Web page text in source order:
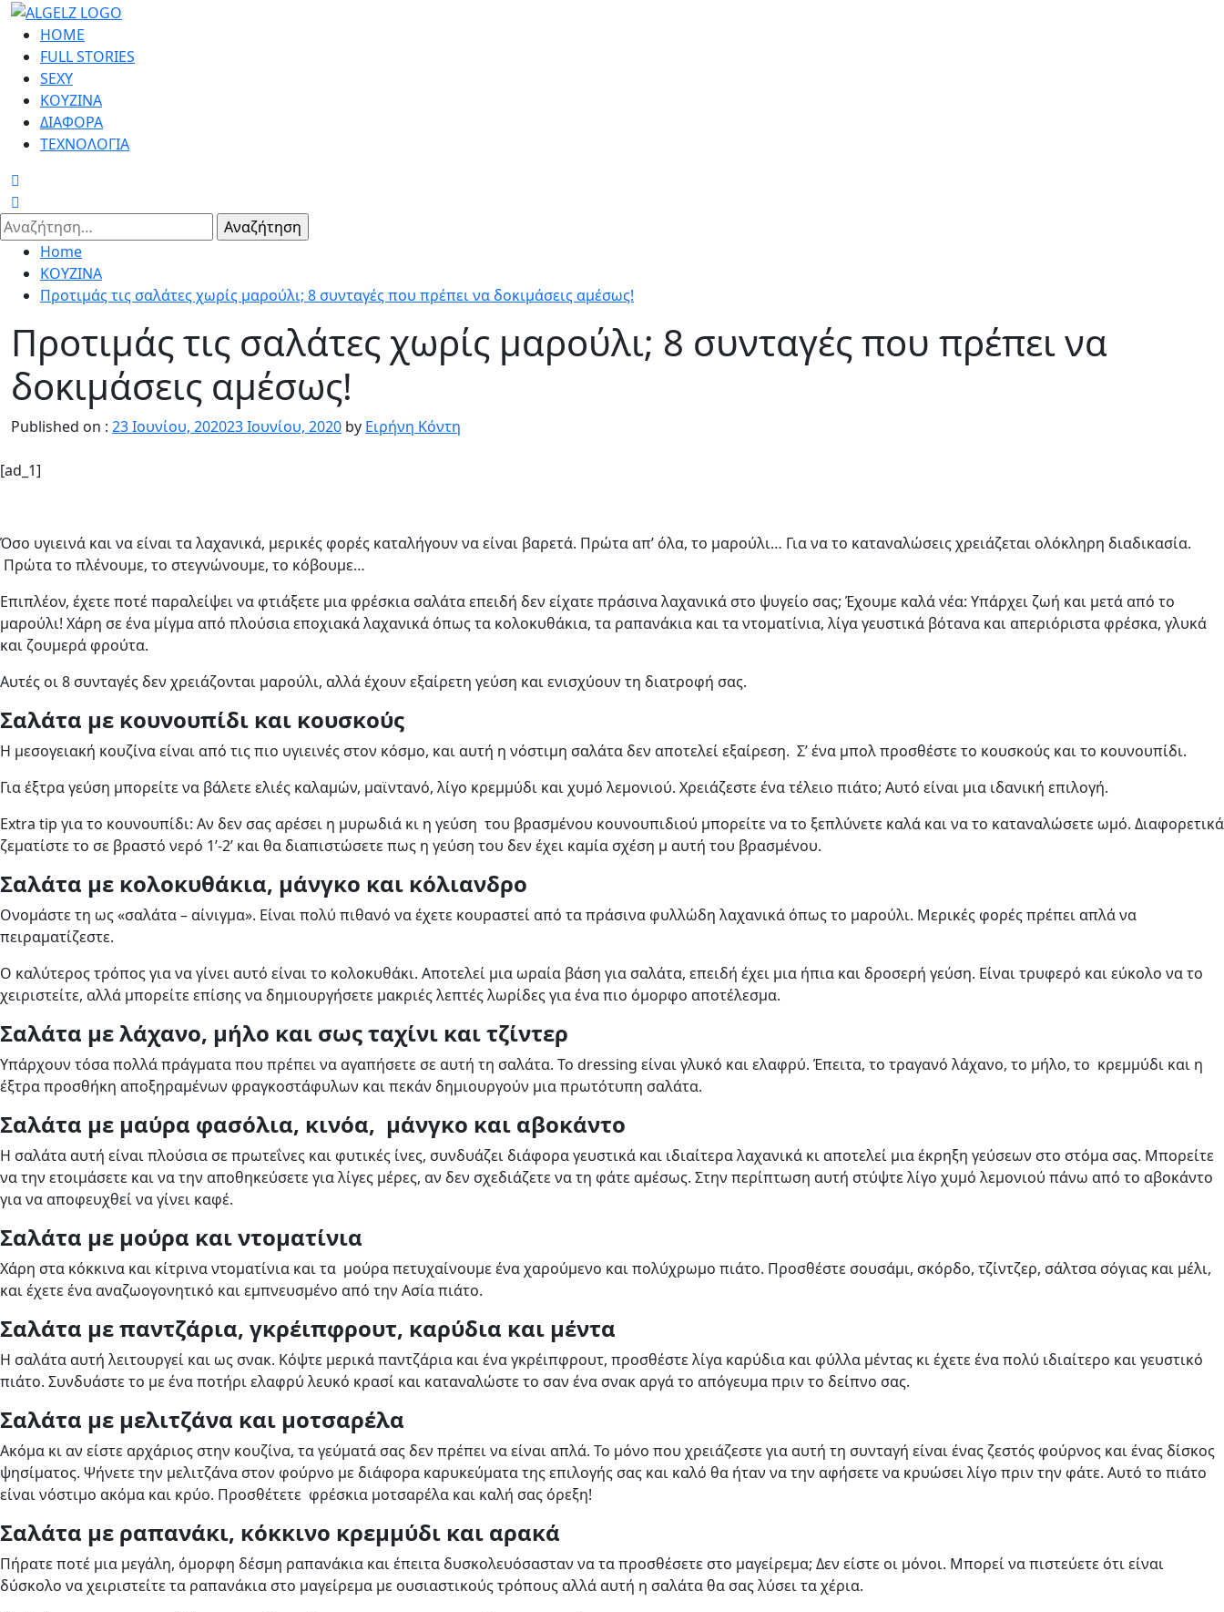
Skip
content
Primary
Menu
HOME
FULL STORIES
SEXY
ΚΟΥΖΙΝΑ
ΔΙΑΦΟΡΑ
ΤΕΧΝΟΛΟΓΙΑ
Αναζήτηση
για:
Home
ΚΟΥΖΙΝΑ
Προτιμάς τις σαλάτες χωρίς μαρούλι; 8 συνταγές που πρέπει να δοκιμάσεις αμέσως!
Προτιμάς τις σαλάτες χωρίς μαρούλι; 8 συνταγές που πρέπει να
δοκιμάσεις αμέσως!
Published on : 23 Ιουνίου, 202023 Ιουνίου, 2020 by Ειρήνη Κόντη
[ad_1]
Όσο υγιεινά και να είναι τα λαχανικά, μερικές φορές καταλήγουν να είναι βαρετά. Πρώτα απ’ όλα, το μαρούλι… Για να το καταναλώσεις χρειάζεται ολόκληρη διαδικασία.
Πρώτα το πλένουμε, το στεγνώνουμε, το κόβουμε…
Επιπλέον, έχετε ποτέ παραλείψει να φτιάξετε μια φρέσκια σαλάτα επειδή δεν είχατε πράσινα λαχανικά στο ψυγείο σας; Έχουμε καλά νέα: Υπάρχει ζωή και μετά από το
μαρούλι! Χάρη σε ένα μίγμα από πλούσια εποχιακά λαχανικά όπως τα κολοκυθάκια, τα ραπανάκια και τα ντοματίνια, λίγα γευστικά βότανα και απεριόριστα φρέσκα, γλυκά
και ζουμερά φρούτα.
Αυτές οι 8 συνταγές δεν χρειάζονται μαρούλι, αλλά έχουν εξαίρετη γεύση και ενισχύουν τη διατροφή σας.
Σαλάτα με κουνουπίδι και κουσκούς
Η μεσογειακή κουζίνα είναι από τις πιο υγιεινές στον κόσμο, και αυτή η νόστιμη σαλάτα δεν αποτελεί εξαίρεση. Σ’ ένα μπολ προσθέστε το κουσκούς και το κουνουπίδι.
Για έξτρα γεύση μπορείτε να βάλετε ελιές καλαμών, μαϊντανό, λίγο κρεμμύδι και χυμό λεμονιού. Χρειάζεστε ένα τέλειο πιάτο; Αυτό είναι μια ιδανική επιλογή.
Extra tip για το κουνουπίδι: Αν δεν σας αρέσει η μυρωδιά κι η γεύση του βρασμένου κουνουπιδιού μπορείτε να το ξεπλύνετε καλά και να το καταναλώσετε ωμό. Διαφορετικά
ζεματίστε το σε βραστό νερό 1’-2’ και θα διαπιστώσετε πως η γεύση του δεν έχει καμία σχέση μ αυτή του βρασμένου.
Σαλάτα με κολοκυθάκια, μάνγκο και κόλιανδρο
Ονομάστε τη ως «σαλάτα – αίνιγμα». Είναι πολύ πιθανό να έχετε κουραστεί από τα πράσινα φυλλώδη λαχανικά όπως το μαρούλι. Μερικές φορές πρέπει απλά να
πειραματίζεστε.
Ο καλύτερος τρόπος για να γίνει αυτό είναι το κολοκυθάκι. Αποτελεί μια ωραία βάση για σαλάτα, επειδή έχει μια ήπια και δροσερή γεύση. Είναι τρυφερό και εύκολο να το
χειριστείτε, αλλά μπορείτε επίσης να δημιουργήσετε μακριές λεπτές λωρίδες για ένα πιο όμορφο αποτέλεσμα.
Σαλάτα με λάχανο, μήλο και σως ταχίνι και τζίντερ
Υπάρχουν τόσα πολλά πράγματα που πρέπει να αγαπήσετε σε αυτή τη σαλάτα. Το dressing είναι γλυκό και ελαφρύ. Έπειτα, το τραγανό λάχανο, το μήλο, το κρεμμύδι και η
έξτρα προσθήκη αποξηραμένων φραγκοστάφυλων και πεκάν δημιουργούν μια πρωτότυπη σαλάτα.
Σαλάτα με μαύρα φασόλια, κινόα, μάνγκο και αβοκάντο
Η σαλάτα αυτή είναι πλούσια σε πρωτεΐνες και φυτικές ίνες, συνδυάζει διάφορα γευστικά και ιδιαίτερα λαχανικά κι αποτελεί μια έκρηξη γεύσεων στο στόμα σας. Μπορείτε
να την ετοιμάσετε και να την αποθηκεύσετε για λίγες μέρες, αν δεν σχεδιάζετε να τη φάτε αμέσως. Στην περίπτωση αυτή στύψτε λίγο χυμό λεμονιού πάνω από το αβοκάντο
για να αποφευχθεί να γίνει καφέ.
Σαλάτα με μούρα και ντοματίνια
Χάρη στα κόκκινα και κίτρινα ντοματίνια και τα μούρα πετυχαίνουμε ένα χαρούμενο και πολύχρωμο πιάτο. Προσθέστε σουσάμι, σκόρδο, τζίντζερ, σάλτσα σόγιας και μέλι,
και έχετε ένα αναζωογονητικό και εμπνευσμένο από την Ασία πιάτο.
Σαλάτα με παντζάρια, γκρέιπφρουτ, καρύδια και μέντα
Η σαλάτα αυτή λειτουργεί και ως σνακ. Κόψτε μερικά παντζάρια και ένα γκρέιπφρουτ, προσθέστε λίγα καρύδια και φύλλα μέντας κι έχετε ένα πολύ ιδιαίτερο και γευστικό
πιάτο. Συνδυάστε το με ένα ποτήρι ελαφρύ λευκό κρασί και καταναλώστε το σαν ένα σνακ αργά το απόγευμα πριν το δείπνο σας.
Σαλάτα με μελιτζάνα και μοτσαρέλα
Ακόμα κι αν είστε αρχάριος στην κουζίνα, τα γεύματά σας δεν πρέπει να είναι απλά. Το μόνο που χρειάζεστε για αυτή τη συνταγή είναι ένας ζεστός φούρνος και ένας δίσκος
ψησίματος. Ψήνετε την μελιτζάνα στον φούρνο με διάφορα καρυκεύματα της επιλογής σας και καλό θα ήταν να την αφήσετε να κρυώσει λίγο πριν την φάτε. Αυτό το πιάτο
είναι νόστιμο ακόμα και κρύο. Προσθέτετε φρέσκια μοτσαρέλα και καλή σας όρεξη!
Σαλάτα με ραπανάκι, κόκκινο κρεμμύδι και αρακά
Πήρατε ποτέ μια μεγάλη, όμορφη δέσμη ραπανάκια και έπειτα δυσκολευόσασταν να τα προσθέσετε στο μαγείρεμα; Δεν είστε οι μόνοι. Μπορεί να πιστεύετε ότι είναι
δύσκολο να χειριστείτε τα ραπανάκια στο μαγείρεμα με ουσιαστικούς τρόπους αλλά αυτή η σαλάτα θα σας λύσει τα χέρια.